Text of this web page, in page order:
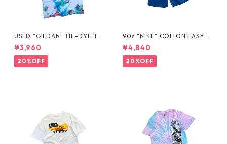
USED "GILDAN" TIE-DYE TE
E
¥3,960
20%OFF
90s "NIKE" COTTON EASY S
HORTS
¥4,840
20%OFF